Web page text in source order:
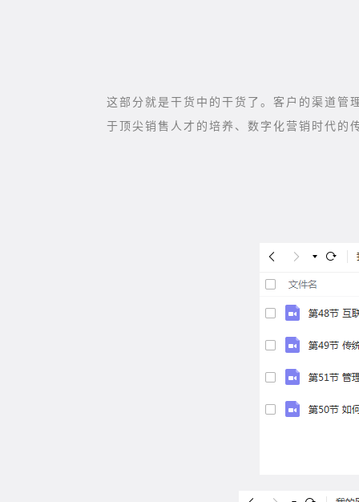
这部分就是干货中的干货了。客户的渠道管
于顶尖销售人才的培养、数字化营销时代的